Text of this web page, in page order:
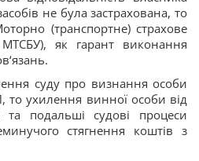
не була застрахована, то
(транспортне) страхове
як гарант виконання
суду про визнання особи
ухилення винної особи від
та подальші судові процеси
стягнення коштів з